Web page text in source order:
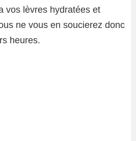
vos lèvres hydratées et
ne vous en soucierez donc
heures.